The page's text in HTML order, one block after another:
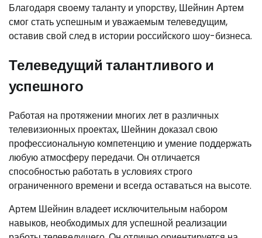
Благодаря своему таланту и упорству, Шейнин Артем
смог стать успешным и уважаемым телеведущим,
оставив свой след в истории российского шоу-бизнеса.
Телеведущий талантливого и
успешного
Работая на протяжении многих лет в различных
телевизионных проектах, Шейнин доказал свою
профессиональную компетенцию и умение поддержать
любую атмосферу передачи. Он отличается
способностью работать в условиях строго
ограниченного времени и всегда оставаться на высоте.
Артем Шейнин владеет исключительным набором
навыков, необходимых для успешной реализации